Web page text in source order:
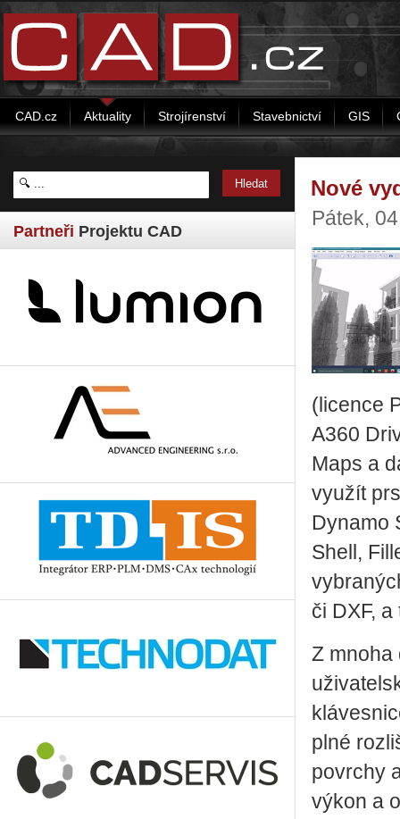
CAD.cz Aktuality Strojírenství Stavebnictví GIS
Partneři Projektu CAD
Nové
Pátek,
(licence
A360
Maps a
využít
Dynamo
Shell,
či DXF,
Z mnoha
plné
povrchy
výkon a